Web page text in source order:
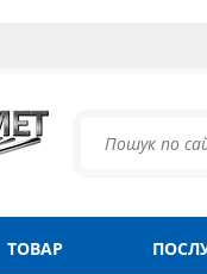
ТОВАР